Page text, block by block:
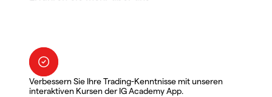
Verbessern Sie Ihre Trading-Kenntnisse mit unseren
interaktiven Kursen der IG Academy App.